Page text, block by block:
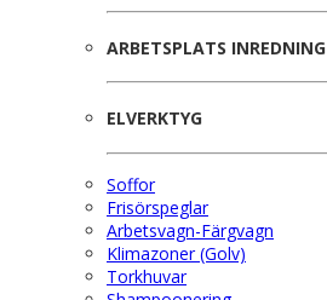
ARBETSPLATS INREDNING
ELVERKTYG
Soffor
Frisörspeglar
Arbetsvagn-Färgvagn
Klimazoner (Golv)
Torkhuvar